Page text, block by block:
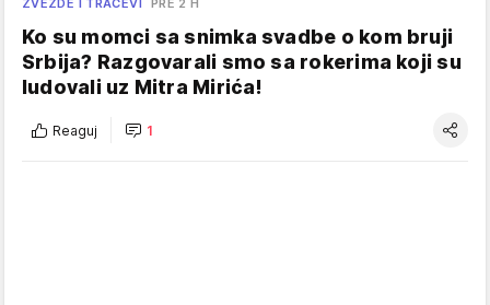
ZVEZDE I TRAČEVI PRE 2 H
Ko su momci sa snimka svadbe o kom bruji
Srbija? Razgovarali smo sa rokerima koji su
ludovali uz Mitra Mirića!
Reaguj 1